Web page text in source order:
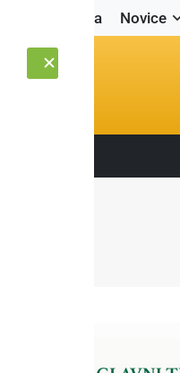
Naslovnica Novice